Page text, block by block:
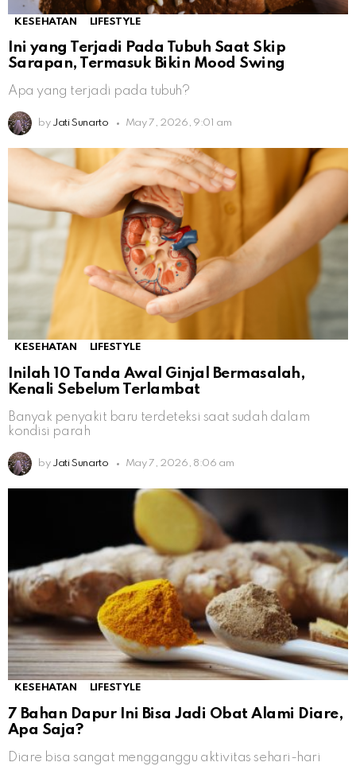
KESEHATAN LIFESTYLE
Ini yang Terjadi Pada Tubuh Saat Skip
Sarapan, Termasuk Bikin Mood Swing
Apa yang terjadi pada tubuh?
by Jati Sunarto May 7, 2026, 9:01 am
KESEHATAN LIFESTYLE
Inilah 10 Tanda Awal Ginjal Bermasalah,
Kenali Sebelum Terlambat
Banyak penyakit baru terdeteksi saat sudah dalam
kondisi parah
by Jati Sunarto May 7, 2026, 8:06 am
KESEHATAN LIFESTYLE
7 Bahan Dapur Ini Bisa Jadi Obat Alami Diare,
Apa Saja?
Diare bisa sangat mengganggu aktivitas sehari-hari